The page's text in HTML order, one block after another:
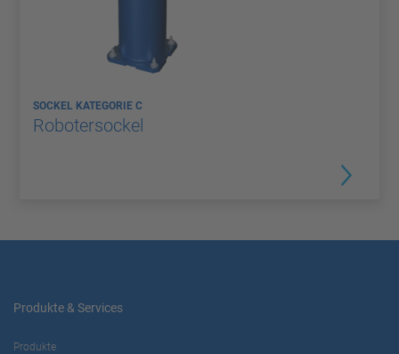
SOCKEL KATEGORIE C
Robotersockel
Produkte & Services
Produkte